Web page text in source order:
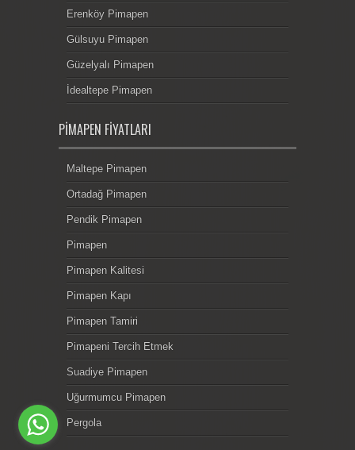
Erenköy Pimapen
Gülsuyu Pimapen
Güzelyalı Pimapen
İdealtepe Pimapen
PIMAPEN FIYATLARI
Maltepe Pimapen
Ortadağ Pimapen
Pendik Pimapen
Pimapen
Pimapen Kalitesi
Pimapen Kapı
Pimapen Tamiri
Pimapeni Tercih Etmek
Suadiye Pimapen
Uğurmumcu Pimapen
Pergola